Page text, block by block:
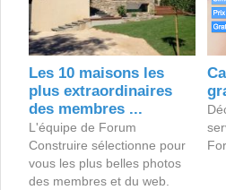
Les 10 maisons les
plus extraordinaires
des membres ...
L'équipe de Forum
Construire sélectionne pour
vous les plus belles photos
des membres et du web.